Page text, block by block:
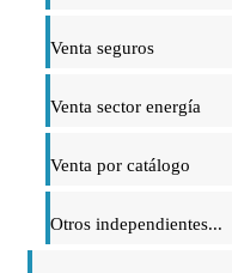
Venta seguros
Venta sector energía
Venta por catálogo
Otros independientes...